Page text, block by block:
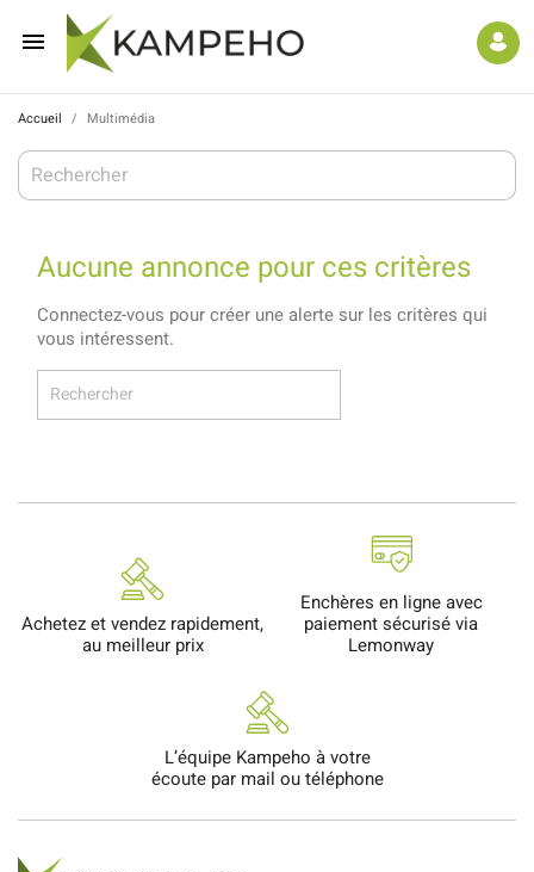

Accueil Multimédia
Aucune annonce pour ces critères
Connectez-vous pour créer une alerte sur les critères qui
vous intéressent.
Achetez et vendez rapidement,
au meilleur prix
Enchères en ligne avec
paiement sécurisé via
Lemonway
L’équipe Kampeho à votre
écoute par mail ou téléphone